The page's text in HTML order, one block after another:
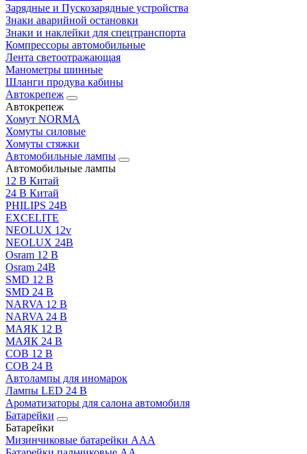
Зарядные и Пускозарядные устройства
Знаки аварийной остановки
Знаки и наклейки для спецтранспорта
Компрессоры автомобильные
Лента светоотражающая
Манометры шинные
Шланги продува кабины
Автокрепеж
Автокрепеж
Хомут NORMA
Хомуты силовые
Хомуты стяжки
Автомобильные лампы
Автомобильные лампы
12 В Китай
24 В Китай
PHILIPS 24В
EXCELITE
NEOLUX 12v
NEOLUX 24В
Osram 12 В
Osram 24В
SMD 12 В
SMD 24 В
NARVA 12 В
NARVA 24 В
МАЯК 12 В
МАЯК 24 В
COB 12 В
COB 24 В
Автолампы для иномарок
Лампы LED 24 B
Ароматизаторы для салона автомобиля
Батарейки
Батарейки
Мизинчиковые батарейки AAA